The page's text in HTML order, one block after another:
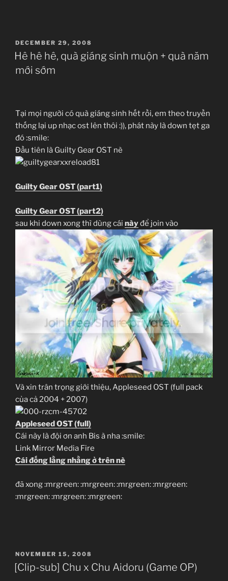
POSTED
ON
DECEMBER 29, 2008
Hê hê hê, quà giáng sinh muộn + quà năm
mới sớm
Tại mọi người có quà giáng sinh hết rồi, em theo truyền
thống lại up nhạc ost lên thôi :)), phát này là down tẹt ga
đó :smile:
Đầu tiên là Guilty Gear OST nè
Guilty Gear OST (part1)
Guilty Gear OST (part2)
sau khi down xong thì dùng cái nàyđể join vào
Và xin trân trọng giới thiệu, Appleseed OST (full pack
của cả 2004 + 2007)
Appleseed OST (full)
Cái này là đội ơn anh Bis à nha :smile:
Link Mirror Media Fire
Cái đống lằng nhằng ở trên nè
đã xong :mrgreen: :mrgreen: :mrgreen: :mrgreen:
:mrgreen: :mrgreen: :mrgreen:
POSTED
ON
NOVEMBER 15, 2008
[Clip-sub] Chu x Chu Aidoru (Game OP)